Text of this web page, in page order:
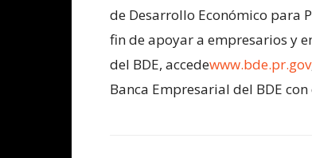
de Desarrollo Económico para
fin de apoyar a empresarios y
del BDE, accedewww.bde.pr.gov
Banca Empresarial del BDE